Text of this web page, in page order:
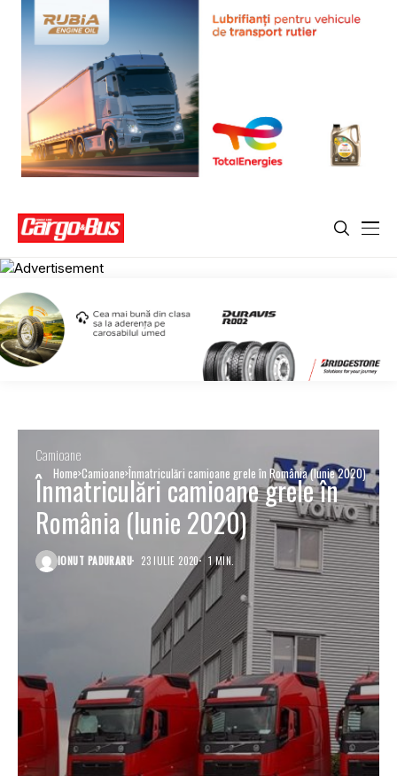
Home Camioane Înmatriculări camioane grele în România (Iunie 2020)
Camioane
Înmatriculări camioane grele în
România (Iunie 2020)
IONUT PADURARU 23 IULIE 2020 1 MIN.